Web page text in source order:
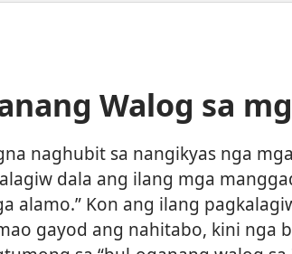
Walog sa
naghubit sa nangikyas nga mga
dala ang ilang mga
alamo.” Kon ang ilang
gayod ang nahitabo, kini nga